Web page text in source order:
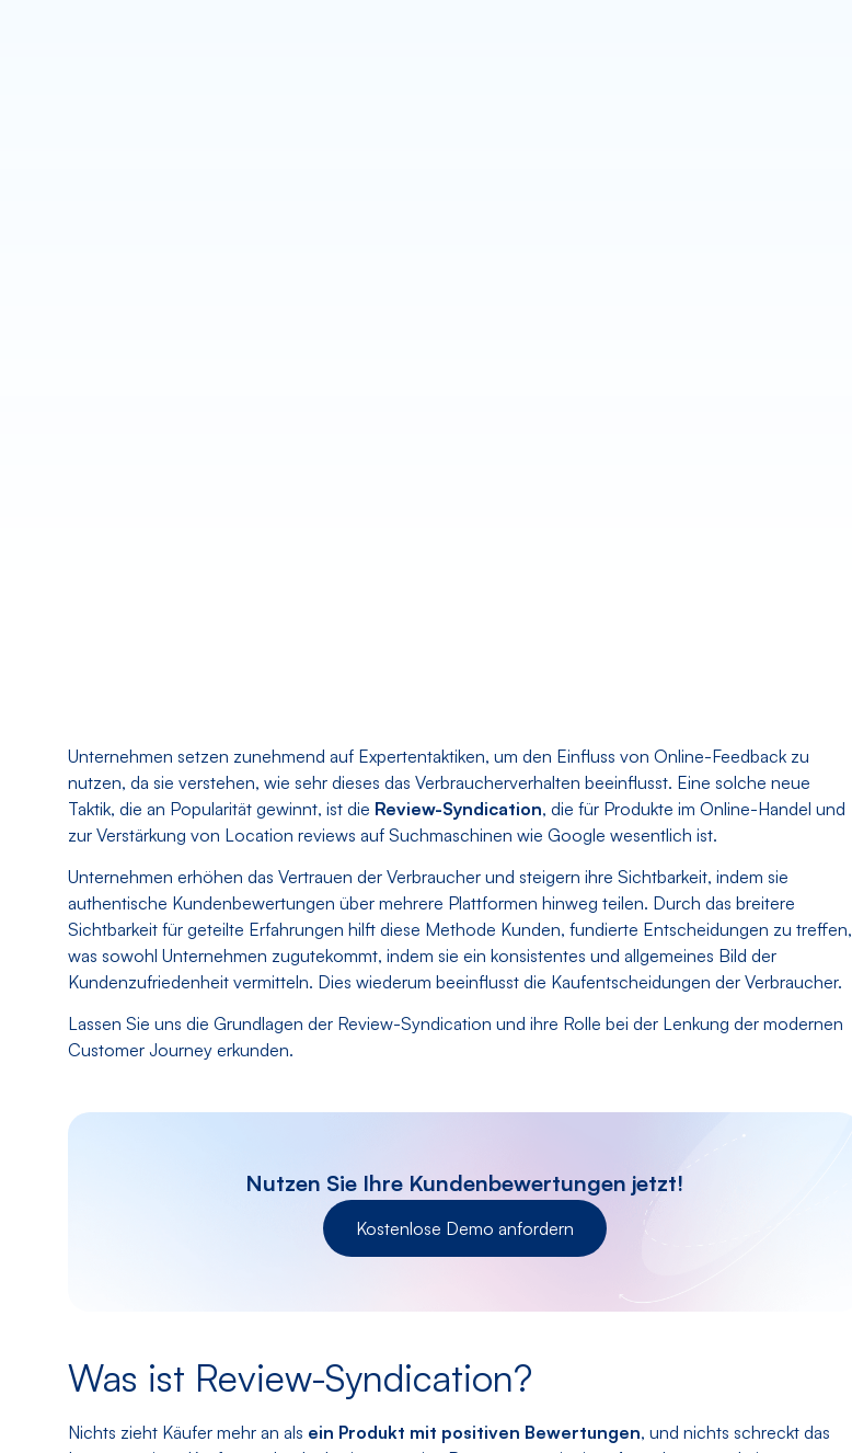
Unternehmen setzen zunehmend auf Expertentaktiken, um den Einfluss von Online-Feedback zu
nutzen, da sie verstehen, wie sehr dieses das Verbraucherverhalten beeinflusst. Eine solche neue
Taktik, die an Popularität gewinnt, ist die Review-Syndication, die für Produkte im Online-Handel und
zur Verstärkung von Location reviews auf Suchmaschinen wie Google wesentlich ist.
Unternehmen erhöhen das Vertrauen der Verbraucher und steigern ihre Sichtbarkeit, indem sie
authentische Kundenbewertungen über mehrere Plattformen hinweg teilen. Durch das breitere
Sichtbarkeit für geteilte Erfahrungen hilft diese Methode Kunden, fundierte Entscheidungen zu treffen,
was sowohl Unternehmen zugutekommt, indem sie ein konsistentes und allgemeines Bild der
Kundenzufriedenheit vermitteln. Dies wiederum beeinflusst die Kaufentscheidungen der Verbraucher.
Lassen Sie uns die Grundlagen der Review-Syndication und ihre Rolle bei der Lenkung der modernen
Customer Journey erkunden.
Nutzen Sie Ihre Kundenbewertungen jetzt!
Kostenlose Demo anfordern
Was ist Review-Syndication?
Nichts zieht Käufer mehr an als ein Produkt mit positiven Bewertungen, und nichts schreckt das